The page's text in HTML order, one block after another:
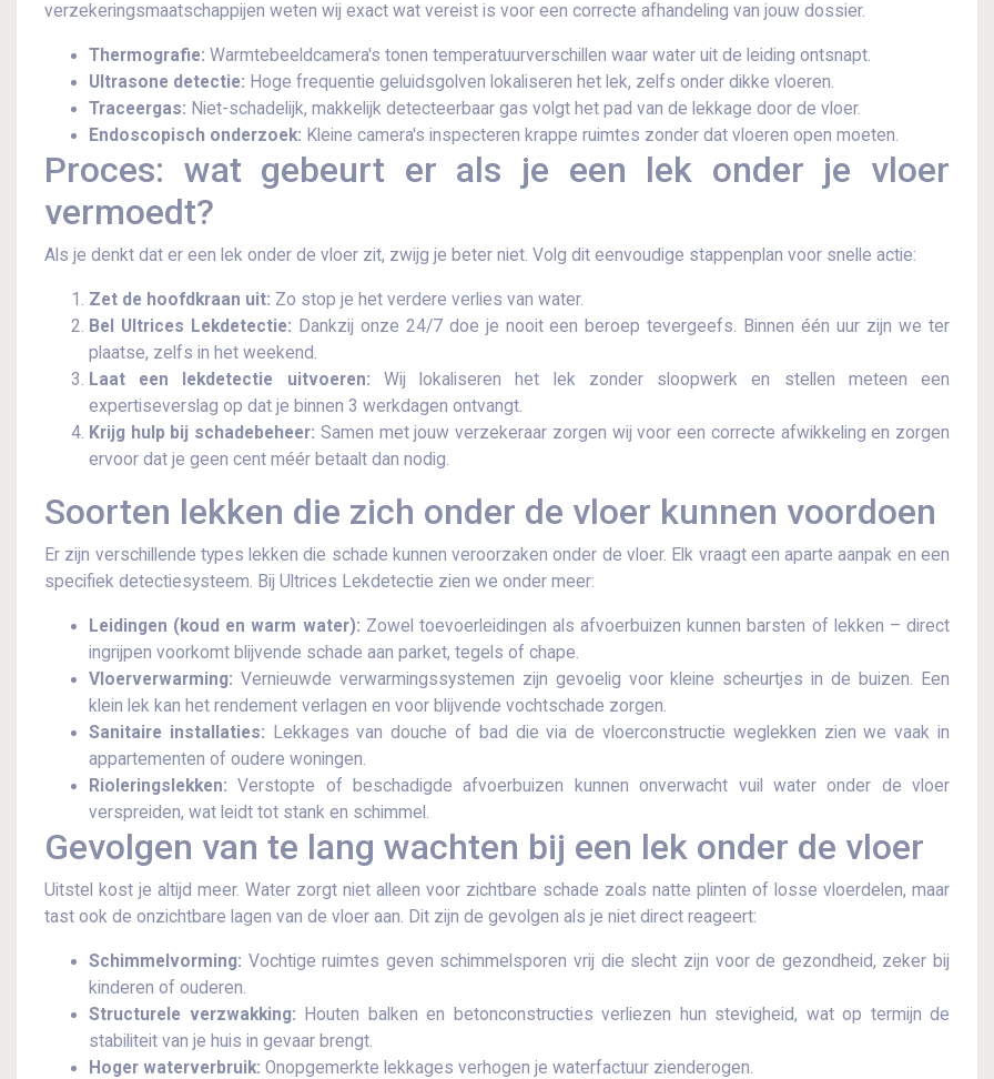
verzekeringsmaatschappijen weten wij exact wat vereist is voor een correcte afhandeling van jouw dossier.​
Thermografie: Warmtebeeldcamera's tonen temperatuurverschillen waar water uit de leiding ontsnapt.
Ultrasone detectie: Hoge frequentie geluidsgolven lokaliseren het lek, zelfs onder dikke vloeren.
Traceergas: Niet-schadelijk, makkelijk detecteerbaar gas volgt het pad van de lekkage door de vloer.
Endoscopisch onderzoek: Kleine camera's inspecteren krappe ruimtes zonder dat vloeren open moeten.
Proces: wat gebeurt er als je een lek onder je vloer
vermoedt?
Als je denkt dat er een lek onder de vloer zit, zwijg je beter niet.​ Volg dit eenvoudige stappenplan voor snelle actie:
Zet de hoofdkraan uit: Zo stop je het verdere verlies van water.
Bel Ultrices Lekdetectie: Dankzij onze 24/7 doe je nooit een beroep tevergeefs.​ Binnen één uur zijn we ter
plaatse, zelfs in het weekend.
Laat een lekdetectie uitvoeren: Wij lokaliseren het lek zonder sloopwerk en stellen meteen een
expertiseverslag op dat je binnen 3 werkdagen ontvangt.
Krijg hulp bij schadebeheer: Samen met jouw verzekeraar zorgen wij voor een correcte afwikkeling en zorgen
ervoor dat je geen cent méér betaalt dan nodig.​
Soorten lekken die zich onder de vloer kunnen voordoen
Er zijn verschillende types lekken die schade kunnen veroorzaken onder de vloer.​ Elk vraagt een aparte aanpak en een
specifiek detectiesysteem.​ Bij Ultrices Lekdetectie zien we onder meer:
Leidingen (koud en warm water): Zowel toevoerleidingen als afvoerbuizen kunnen barsten of lekken – direct
ingrijpen voorkomt blijvende schade aan parket, tegels of chape.​
Vloerverwarming: Vernieuwde verwarmingssystemen zijn gevoelig voor kleine scheurtjes in de buizen.​ Een
klein lek kan het rendement verlagen en voor blijvende vochtschade zorgen.​
Sanitaire installaties: Lekkages van douche of bad die via de vloerconstructie weglekken zien we vaak in
appartementen of oudere woningen.​
Rioleringslekken: Verstopte of beschadigde afvoerbuizen kunnen onverwacht vuil water onder de vloer
verspreiden, wat leidt tot stank en schimmel.​
Gevolgen van te lang wachten bij een lek onder de vloer
Uitstel kost je altijd meer.​ Water zorgt niet alleen voor zichtbare schade zoals natte plinten of losse vloerdelen, maar
tast ook de onzichtbare lagen van de vloer aan.​ Dit zijn de gevolgen als je niet direct reageert:
Schimmelvorming: Vochtige ruimtes geven schimmelsporen vrij die slecht zijn voor de gezondheid, zeker bij
kinderen of ouderen.​
Structurele verzwakking: Houten balken en betonconstructies verliezen hun stevigheid, wat op termijn de
stabiliteit van je huis in gevaar brengt.​
Hoger waterverbruik: Onopgemerkte lekkages verhogen je waterfactuur zienderogen.​